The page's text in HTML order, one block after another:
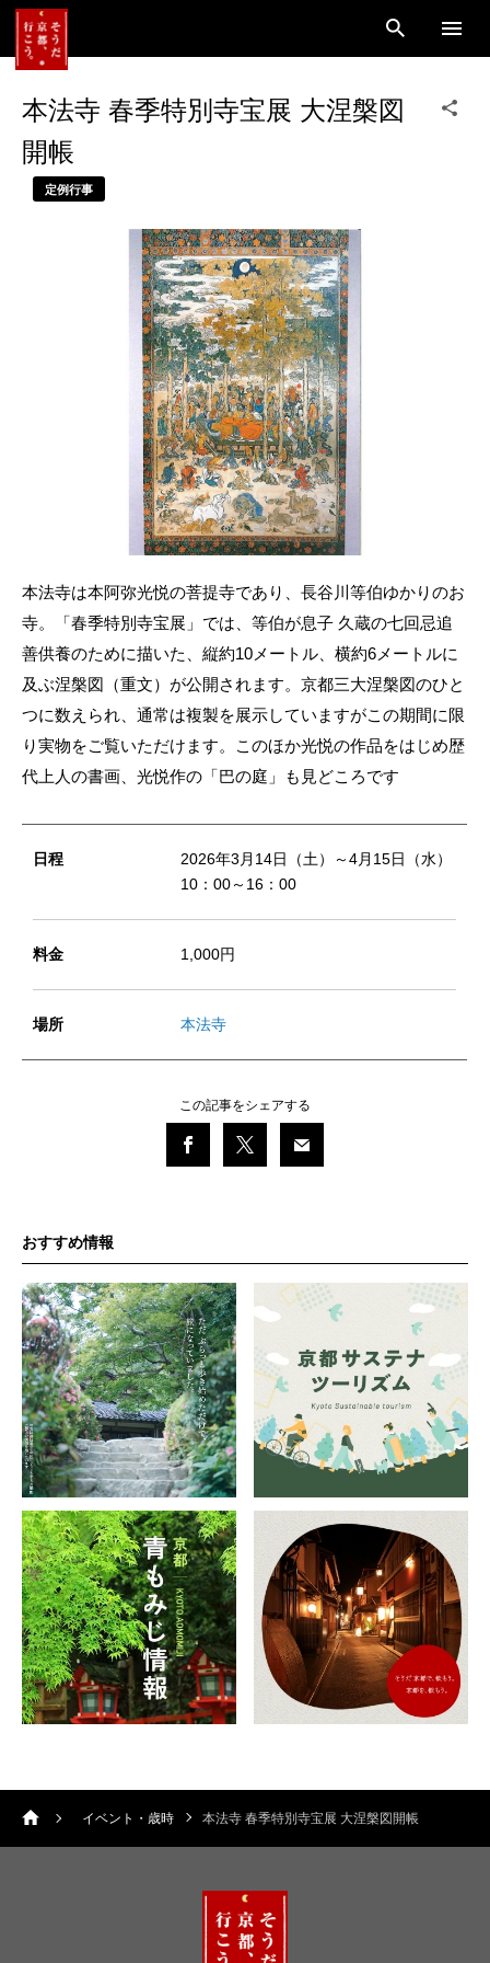
本法寺 春季特別寺宝展 大涅槃図
開帳
定例行事
本法寺は本阿弥光悦の菩提寺であり、長谷川等伯ゆかりのお
寺。「春季特別寺宝展」では、等伯が息子 久蔵の七回忌追
善供養のために描いた、縦約10メートル、横約6メートルに
及ぶ涅槃図（重文）が公開されます。京都三大涅槃図のひと
つに数えられ、通常は複製を展示していますがこの期間に限
り実物をご覧いただけます。このほか光悦の作品をはじめ歴
代上人の書画、光悦作の「巴の庭」も見どころです
日程
2026年3月14日（土）～4月15日（水）
10：00～16：00
料金 1,000円
場所 本法寺
この記事をシェアする
おすすめ情報
イベント・歳時 本法寺 春季特別寺宝展 大涅槃図開帳